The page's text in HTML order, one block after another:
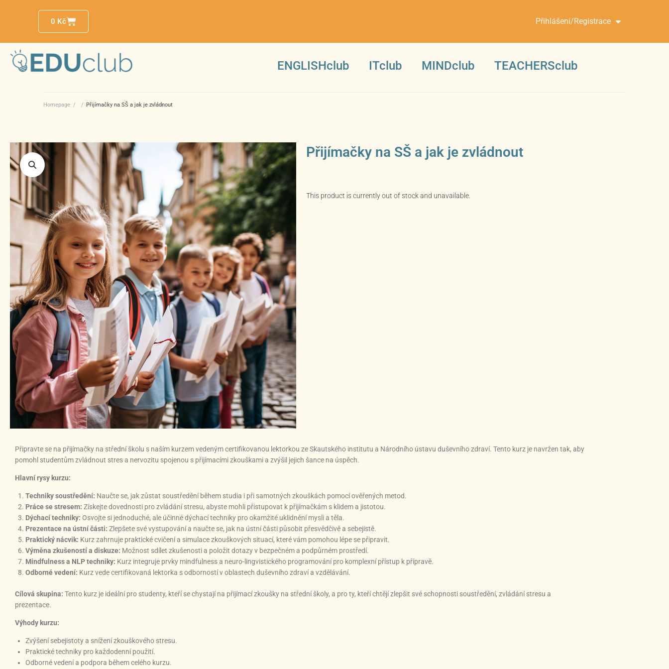
0 Kč Přihlášení/Registrace
ENGLISHclub ITclub MINDclub TEACHERSclub
Homepage / / Přijímačky na SŠ a jak je zvládnout
Přijímačky na SŠ a jak je zvládnout
This product is currently out of stock and unavailable.
Připravte se na přijímačky na střední školu s naším kurzem vedeným certifikovanou lektorkou ze Skautského institutu a Národního ústavu duševního zdraví. Tento kurz je navržen tak, aby
pomohl studentům zvládnout stres a nervozitu spojenou s přijímacími zkouškami a zvýšil jejich šance na úspěch.
Hlavní rysy kurzu:
Techniky soustředění: Naučte se, jak zůstat soustředění během studia i při samotných zkouškách pomocí ověřených metod.
Práce se stresem: Získejte dovednosti pro zvládání stresu, abyste mohli přistupovat k přijímačkám s klidem a jistotou.
Dýchací techniky: Osvojte si jednoduché, ale účinné dýchací techniky pro okamžité uklidnění mysli a těla.
Prezentace na ústní části: Zlepšete své vystupování a naučte se, jak na ústní části působit přesvědčivě a sebejistě.
Praktický nácvik: Kurz zahrnuje praktické cvičení a simulace zkouškových situací, které vám pomohou lépe se připravit.
Výměna zkušeností a diskuze: Možnost sdílet zkušenosti a položit dotazy v bezpečném a podpůrném prostředí.
Mindfulness a NLP techniky: Kurz integruje prvky mindfulness a neuro-lingvistického programování pro komplexní přístup k přípravě.
Odborné vedení: Kurz vede certifikovaná lektorka s odborností v oblastech duševního zdraví a vzdělávání.
Cílová skupina: Tento kurz je ideální pro studenty, kteří se chystají na přijímací zkoušky na střední školy, a pro ty, kteří chtějí zlepšit své schopnosti soustředění, zvládání stresu a
prezentace.
Výhody kurzu:
Zvýšení sebejistoty a snížení zkouškového stresu.
Praktické techniky pro každodenní použití.
Odborné vedení a podpora během celého kurzu.